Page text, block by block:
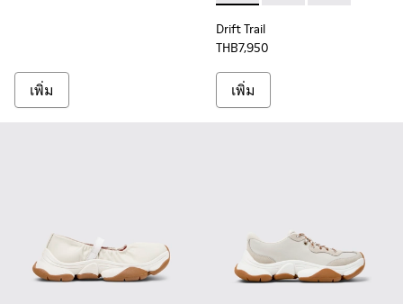
เพิ่ม
Drift Trail
THB7,950
เพิ่ม